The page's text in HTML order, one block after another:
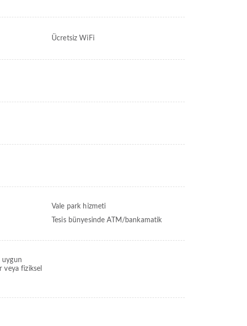
Ücretsiz WiFi
Vale park hizmeti
Tesis bünyesinde ATM/bankamatik
uygun
veya fiziksel